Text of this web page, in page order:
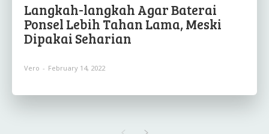
Langkah-langkah Agar Baterai
Ponsel Lebih Tahan Lama, Meski
Dipakai Seharian
Vero - February 14, 2022